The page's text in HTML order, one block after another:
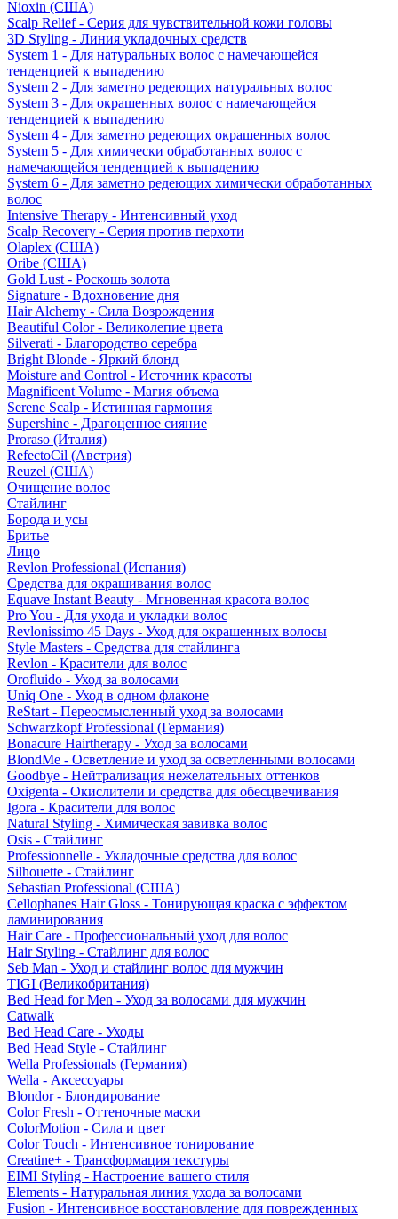
Nioxin (США)
Scalp Relief - Серия для чувствительной кожи головы
3D Styling - Линия укладочных средств
System 1 - Для натуральных волос с намечающейся
тенденцией к выпадению
System 2 - Для заметно редеющих натуральных волос
System 3 - Для окрашенных волос с намечающейся
тенденцией к выпадению
System 4 - Для заметно редеющих окрашенных волос
System 5 - Для химически обработанных волос с
намечающейся тенденцией к выпадению
System 6 - Для заметно редеющих химически обработанных
волос
Intensive Therapy - Интенсивный уход
Scalp Recovery - Серия против перхоти
Olaplex (США)
Oribe (США)
Gold Lust - Роскошь золота
Signature - Вдохновение дня
Hair Alchemy - Сила Возрождения
Beautiful Color - Великолепие цвета
Silverati - Благородство серебра
Bright Blonde - Яркий блонд
Moisture and Control - Источник красоты
Magnificent Volume - Магия объема
Serene Scalp - Истинная гармония
Supershine - Драгоценное сияние
Proraso (Италия)
RefectoCil (Австрия)
Reuzel (США)
Очищение волос
Стайлинг
Борода и усы
Бритье
Лицо
Revlon Professional (Испания)
Средства для окрашивания волос
Equave Instant Beauty - Мгновенная красота волос
Pro You - Для ухода и укладки волос
Revlonissimo 45 Days - Уход для окрашенных волосы
Style Masters - Средства для стайлинга
Revlon - Красители для волос
Orofluido - Уход за волосами
Uniq One - Уход в одном флаконе
ReStart - Переосмысленный уход за волосами
Schwarzkopf Professional (Германия)
Bonacure Hairtherapy - Уход за волосами
BlondMe - Осветление и уход за осветленными волосами
Goodbye - Нейтрализация нежелательных оттенков
Oxigenta - Окислители и средства для обесцвечивания
Igora - Красители для волос
Natural Styling - Химическая завивка волос
Osis - Стайлинг
Professionnelle - Укладочные средства для волос
Silhouette - Стайлинг
Sebastian Professional (США)
Cellophanes Hair Gloss - Тонирующая краска с эффектом
ламинирования
Hair Care - Профессиональный уход для волос
Hair Styling - Стайлинг для волос
Seb Man - Уход и стайлинг волос для мужчин
TIGI (Великобритания)
Bed Head for Men - Уход за волосами для мужчин
Catwalk
Bed Head Care - Уходы
Bed Head Style - Стайлинг
Wella Professionals (Германия)
Wella - Аксессуары
Blondor - Блондирование
Color Fresh - Оттеночные маски
ColorMotion - Сила и цвет
Color Touch - Интенсивное тонирование
Creatine+ - Трансформация текстуры
EIMI Styling - Настроение вашего стиля
Elements - Натуральная линия ухода за волосами
Fusion - Интенсивное восстановление для поврежденных